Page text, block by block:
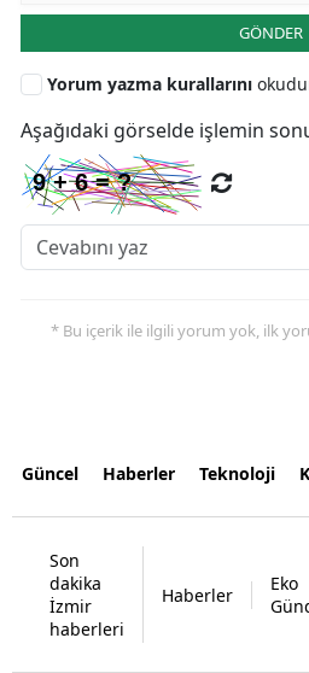
GÖNDER
Yorum yazma kurallarını
Aşağıdaki görselde işlemin
* Bu içerik ile ilgili yorum yok, ilk
Güncel Haberler Teknoloji
Son
dakika
İzmir
haberleri
Haberler
Eko